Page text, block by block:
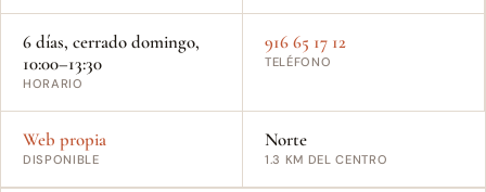
6 días, cerrado domingo,
10:00–13:30
HORARIO
916 65 17 12
TELÉFONO
Web propia
DISPONIBLE
Norte
1.3 KM DEL CENTRO